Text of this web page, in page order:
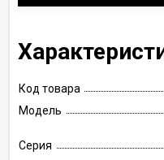
Код товара
Модель
Серия